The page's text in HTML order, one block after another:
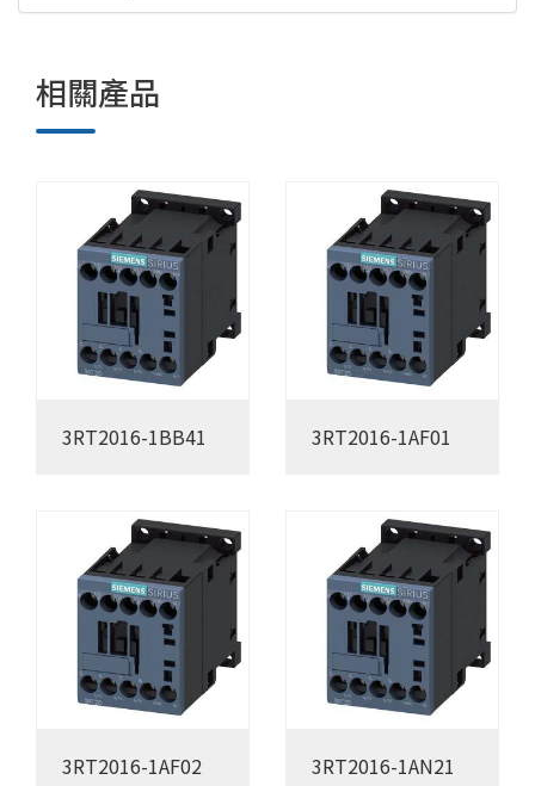
相關產品
3RT2016-1BB41 3RT2016-1AF01
3RT2016-1AF02 3RT2016-1AN21